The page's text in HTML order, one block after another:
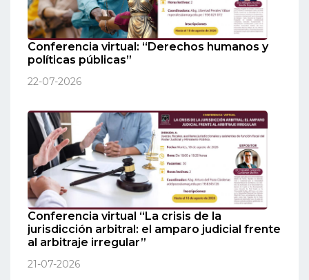
Conferencia virtual: “Derechos humanos y
políticas públicas”
22-07-2026
Conferencia virtual “La crisis de la
jurisdicción arbitral: el amparo judicial frente
al arbitraje irregular”
21-07-2026